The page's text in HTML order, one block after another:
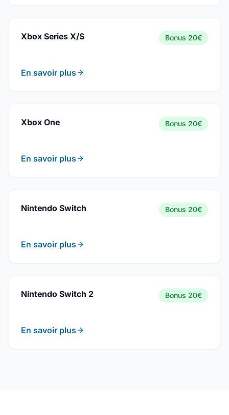
Xbox Series X/S Bonus 20€
En savoir plus
Xbox One Bonus 20€
En savoir plus
Nintendo Switch Bonus 20€
En savoir plus
Nintendo Switch 2 Bonus 20€
En savoir plus